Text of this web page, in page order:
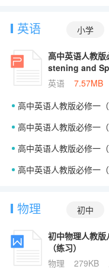
英语 小学
高中英语人教
stening and
英语
7.57MB
高中英语人教版必修一（2019）
高中英语人教版必修一（2019）
高中英语人教版必修一（2019
高中英语人教版必修一（2019）Unit 1
物理 初中
初中物理人教
（练习）
物理
279KB